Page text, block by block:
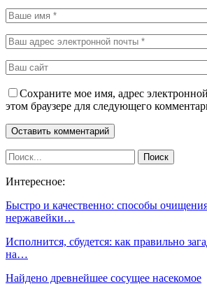
Сохраните мое имя, адрес
этом браузере для следующего
Интересное:
Быстро и качественно: способы
нержавейки…
Исполнится, сбудется: как правильно
на…
Найдено древнейшее сосущее насекомое